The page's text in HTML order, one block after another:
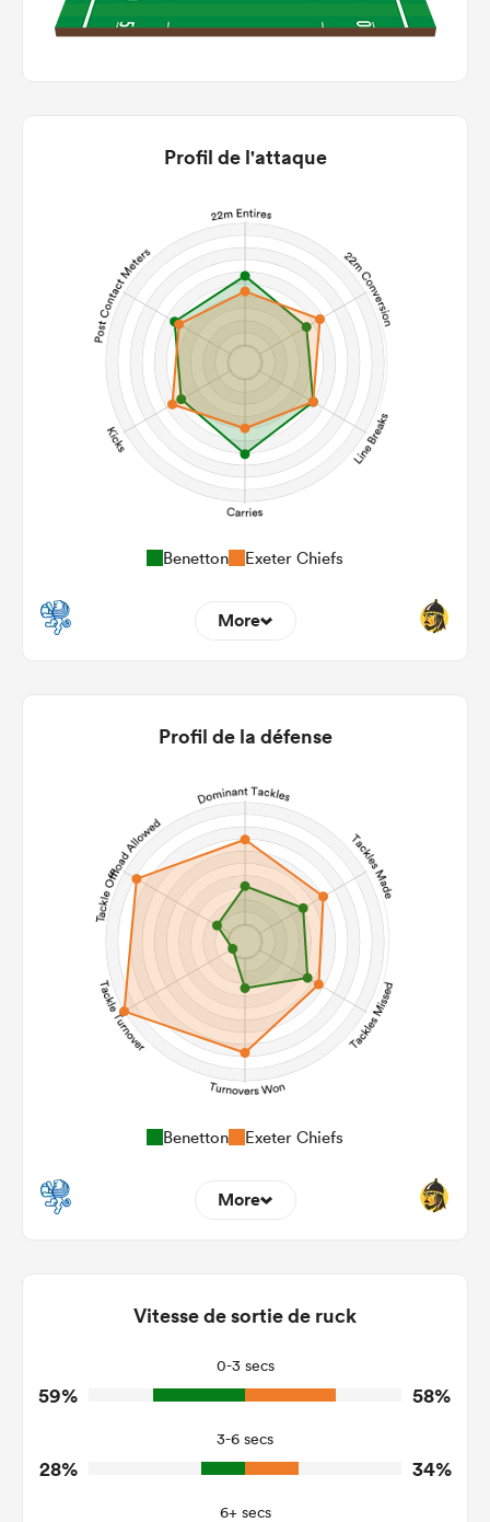
Profil de l'attaque
Benetton Exeter Chiefs
More
22m Conversion
Carries
Kicks
Post Contact Meters
Profil de la défense
Benetton Exeter Chiefs
More
Tackles Made
Tackles Missed
2
6
0
4
Tackle Offload Allowed
Vitesse de sortie de ruck
0-3 secs
59% 58%
3-6 secs
28% 34%
6+ secs